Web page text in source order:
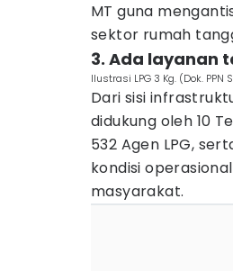
MT guna
sektor rumah
3. Ada layanan
Ilustrasi LPG 3 Kg. (Dok. PPN
Dari sisi
didukung oleh 10
532 Agen LPG,
kondisi
masyarakat.